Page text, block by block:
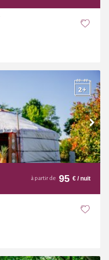
à partir de 95 € / nuit